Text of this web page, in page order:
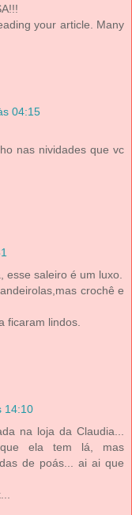
your article. Many
04:15
nas nividades que vc
esse saleiro é um luxo.
crochê e
ficaram lindos.
14:10
na loja da Claudia...
ela tem lá, mas
de poás... ai ai que